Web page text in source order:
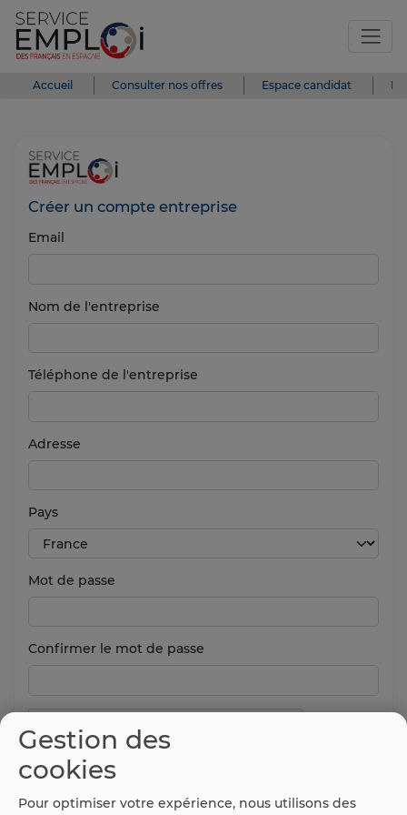
Accueil Consulter nos offres Espace candidat
Créer un compte entreprise
Email
Nom de l'entreprise
Téléphone de l'entreprise
Adresse
Pays
Mot de passe
Confirmer le mot de passe
Gestion des
cookies
Pour optimiser votre expérience, nous utilisons des